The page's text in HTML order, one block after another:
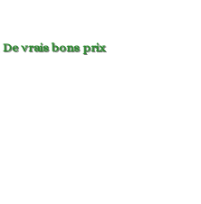
De vrais bons prix